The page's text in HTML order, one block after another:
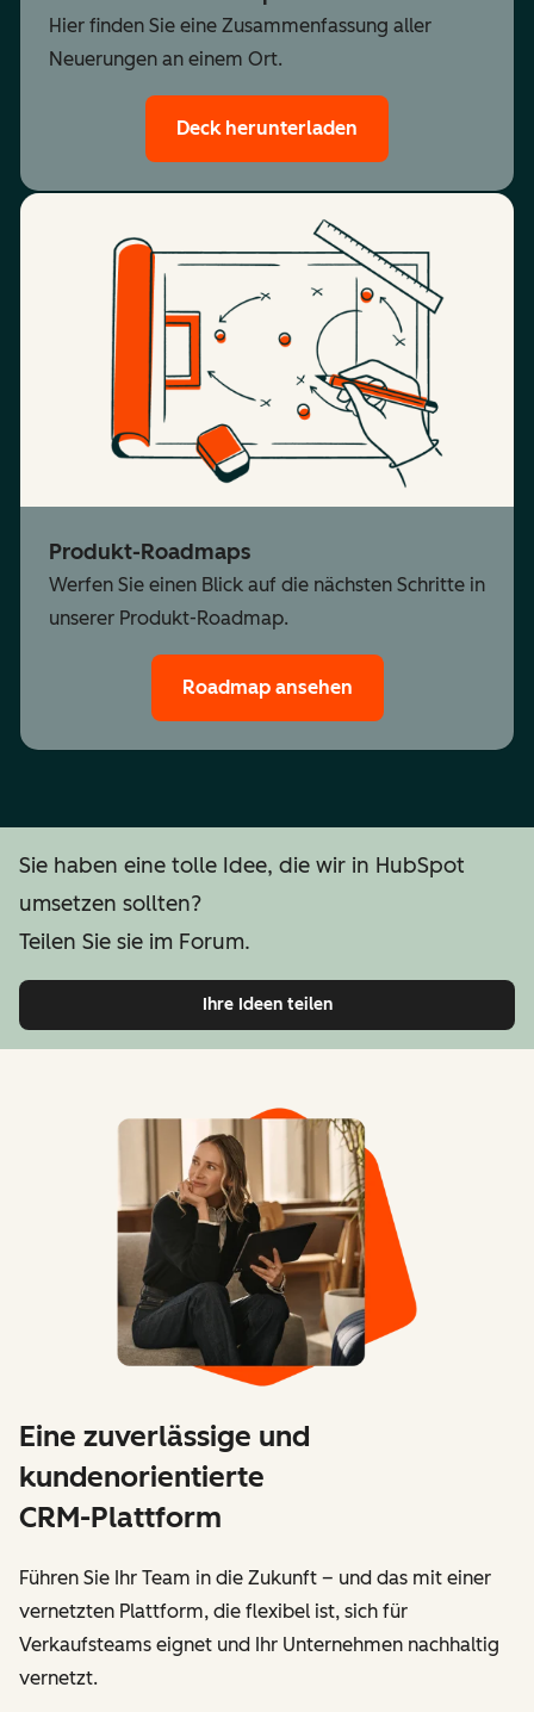
Hier finden Sie eine Zusammenfassung aller
Neuerungen an einem Ort.
Deck herunterladen
Produkt-Roadmaps
Werfen Sie einen Blick auf die nächsten Schritte in
unserer Produkt-Roadmap.
Roadmap ansehen
Sie haben eine tolle Idee, die wir in HubSpot
umsetzen sollten?
Teilen Sie sie im Forum.
Ihre Ideen teilen
Eine zuverlässige und
kundenorientierte
CRM-Plattform
Führen Sie Ihr Team in die Zukunft – und das mit einer
vernetzten Plattform, die flexibel ist, sich für
Verkaufsteams eignet und Ihr Unternehmen nachhaltig
vernetzt.